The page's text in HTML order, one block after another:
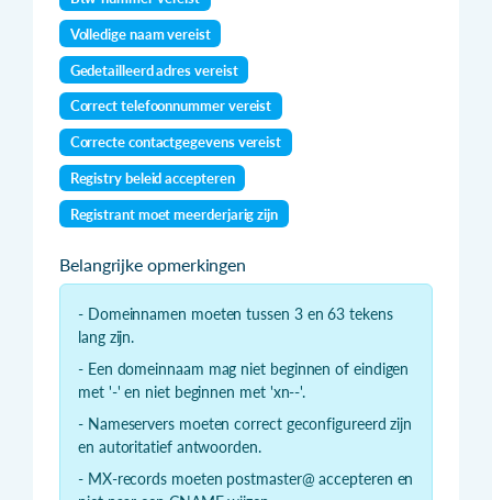
Volledige naam vereist
Gedetailleerd adres vereist
Correct telefoonnummer vereist
Correcte contactgegevens vereist
Registry beleid accepteren
Registrant moet meerderjarig zijn
Belangrijke opmerkingen
- Domeinnamen moeten tussen 3 en 63 tekens
lang zijn.
- Een domeinnaam mag niet beginnen of eindigen
met '-' en niet beginnen met 'xn--'.
- Nameservers moeten correct geconfigureerd zijn
en autoritatief antwoorden.
- MX-records moeten postmaster@ accepteren en